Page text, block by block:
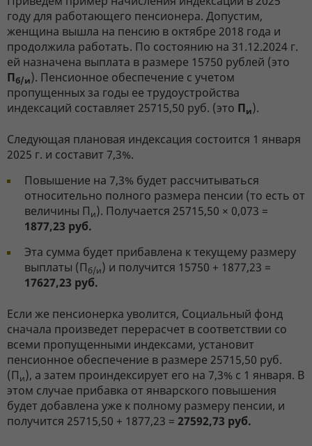
году для работающего пенсионера. Допустим,
женщина вышла на пенсию в октябре 2018 года и
продолжила работать. По состоянию на 31.12.2024 г.
ей назначена выплата в размере 15750 рублей (это
Пб/и). Пенсионное обеспечение с учетом
пропущенных за годы ее трудоустройства
индексаций составляет 25715,50 руб. (это Пи).
Следующая плановая индексация состоится 1 января
2025 г. и составит 7,3%.
Повышение на 7,3% будет рассчитываться
относительно полного размера пенсии (то есть от
величины Пи). Получается 25715,50 × 0,073 =
1877,23 руб.
Эта сумма будет прибавлена к текущему размеру
выплаты (Пб/и) и получится 15750 + 1877,23 =
17627,23 руб.
Если же пенсионерка уволится, Социальный фонд
сначала произведет перерасчет в соответствии со
всеми пропущенными индексами, установит
пенсионное обеспечение в размере 25715,50 руб.
(Пи), а затем проиндексирует его на 7,3% с 1 января. В
этом случае прибавка от январского повышения
будет добавлена уже к полному размеру пенсии, и
получится 25715,50 + 1877,23 = 27592,73 руб.